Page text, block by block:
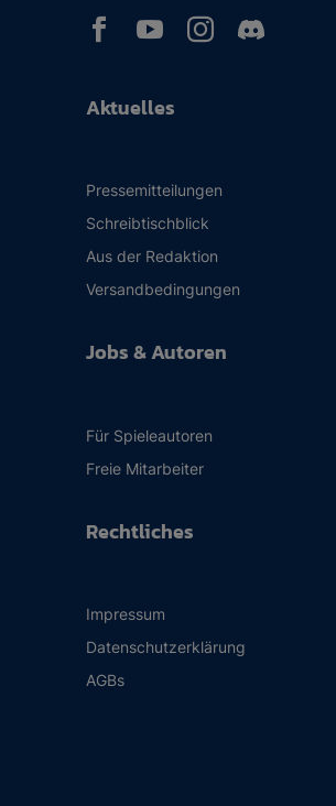
Aktuelles
Pressemitteilungen
Schreibtischblick
Aus der Redaktion
Versandbedingungen
Jobs & Autoren
Für Spieleautoren
Freie Mitarbeiter
Rechtliches
Impressum
Datenschutzerklärung
AGBs
  